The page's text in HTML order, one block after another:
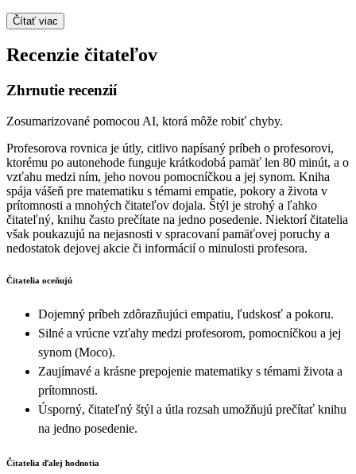
Čítať viac
Recenzie čitateľov
Zhrnutie recenzií
Zosumarizované pomocou AI, ktorá môže robiť chyby.
Profesorova rovnica je útly, citlivo napísaný príbeh o profesorovi,
ktorému po autonehode funguje krátkodobá pamäť len 80 minút, a o
vzťahu medzi ním, jeho novou pomocníčkou a jej synom. Kniha
spája vášeň pre matematiku s témami empatie, pokory a života v
prítomnosti a mnohých čitateľov dojala. Štýl je strohý a ľahko
čitateľný, knihu často prečítate na jedno posedenie. Niektorí čitatelia
však poukazujú na nejasnosti v spracovaní pamäťovej poruchy a
nedostatok dejovej akcie či informácií o minulosti profesora.
Čitatelia oceňujú
Dojemný príbeh zdôrazňujúci empatiu, ľudskosť a pokoru.
Silné a vrúcne vzťahy medzi profesorom, pomocníčkou a jej
synom (Moco).
Zaujímavé a krásne prepojenie matematiky s témami života a
prítomnosti.
Úsporný, čitateľný štýl a útla rozsah umožňujú prečítať knihu
na jedno posedenie.
Čitatelia ďalej hodnotia